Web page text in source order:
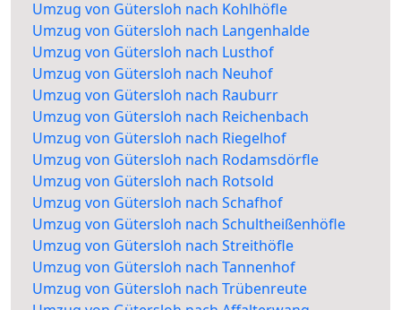
Umzug von Gütersloh nach Kohlhöfle
Umzug von Gütersloh nach Langenhalde
Umzug von Gütersloh nach Lusthof
Umzug von Gütersloh nach Neuhof
Umzug von Gütersloh nach Rauburr
Umzug von Gütersloh nach Reichenbach
Umzug von Gütersloh nach Riegelhof
Umzug von Gütersloh nach Rodamsdörfle
Umzug von Gütersloh nach Rotsold
Umzug von Gütersloh nach Schafhof
Umzug von Gütersloh nach Schultheißenhöfle
Umzug von Gütersloh nach Streithöfle
Umzug von Gütersloh nach Tannenhof
Umzug von Gütersloh nach Trübenreute